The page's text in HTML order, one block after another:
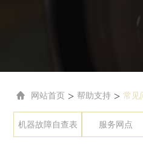
网站首页 > 帮助支持 > 常见
机器故障自查表 服务网点